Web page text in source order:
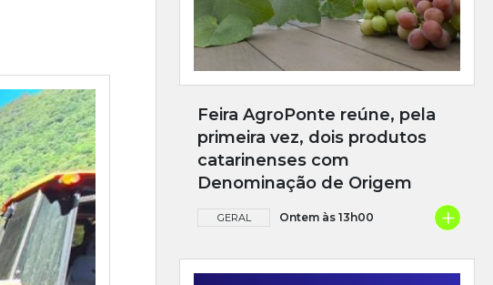
Feira AgroPonte reúne, pela
primeira vez, dois produtos
catarinenses com
Denominação de Origem
GERAL Ontem às 13h00 +